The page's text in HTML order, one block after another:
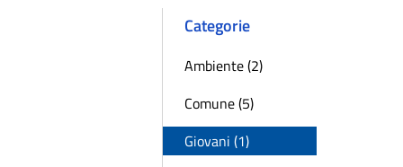
Categorie
Ambiente (2)
Comune (5)
Giovani (1)